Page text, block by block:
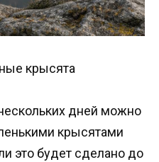
крысята
дней можно
крысятами
это будет сделано до